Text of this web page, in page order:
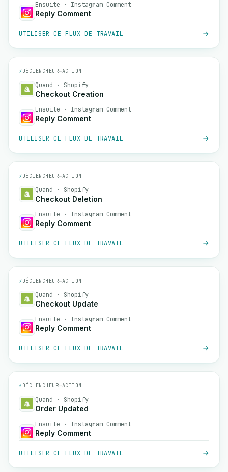
Ensuite · Instagram Comment
Reply Comment
UTILISER CE FLUX DE TRAVAIL
⚡ DÉCLENCHEUR→ACTION
Quand · Shopify
Checkout Creation
Ensuite · Instagram Comment
Reply Comment
UTILISER CE FLUX DE TRAVAIL
⚡ DÉCLENCHEUR→ACTION
Quand · Shopify
Checkout Deletion
Ensuite · Instagram Comment
Reply Comment
UTILISER CE FLUX DE TRAVAIL
⚡ DÉCLENCHEUR→ACTION
Quand · Shopify
Checkout Update
Ensuite · Instagram Comment
Reply Comment
UTILISER CE FLUX DE TRAVAIL
⚡ DÉCLENCHEUR→ACTION
Quand · Shopify
Order Updated
Ensuite · Instagram Comment
Reply Comment
UTILISER CE FLUX DE TRAVAIL